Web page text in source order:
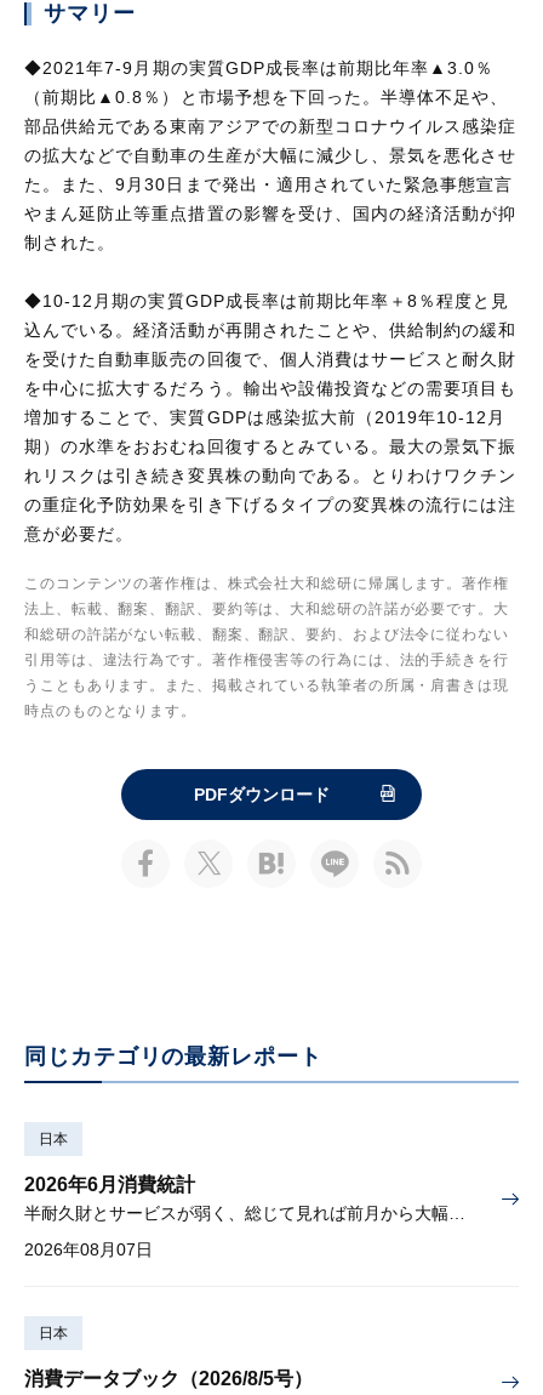
サマリー
◆2021年7-9月期の実質GDP成長率は前期比年率▲3.0％
（前期比▲0.8％）と市場予想を下回った。半導体不足や、
部品供給元である東南アジアでの新型コロナウイルス感染症
の拡大などで自動車の生産が大幅に減少し、景気を悪化させ
た。また、9月30日まで発出・適用されていた緊急事態宣言
やまん延防止等重点措置の影響を受け、国内の経済活動が抑
制された。
◆10-12月期の実質GDP成長率は前期比年率＋8％程度と見
込んでいる。経済活動が再開されたことや、供給制約の緩和
を受けた自動車販売の回復で、個人消費はサービスと耐久財
を中心に拡大するだろう。輸出や設備投資などの需要項目も
増加することで、実質GDPは感染拡大前（2019年10-12月
期）の水準をおおむね回復するとみている。最大の景気下振
れリスクは引き続き変異株の動向である。とりわけワクチン
の重症化予防効果を引き下げるタイプの変異株の流行には注
意が必要だ。
このコンテンツの著作権は、株式会社大和総研に帰属します。著作権
法上、転載、翻案、翻訳、要約等は、大和総研の許諾が必要です。大
和総研の許諾がない転載、翻案、翻訳、要約、および法令に従わない
引用等は、違法行為です。著作権侵害等の行為には、法的手続きを行
うこともあります。また、掲載されている執筆者の所属・肩書きは現
時点のものとなります。
PDFダウンロード
同じカテゴリの最新レポート
日本
2026年6月消費統計
2026年08月07日
日本
消費データブック（2026/8/5号）